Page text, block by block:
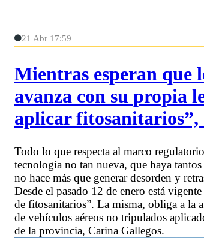
21 Abr 17:59
Mientras esperan que
avanza con su propia
aplicar fitosanitarios”,
Todo lo que respecta al marco
tecnología no tan nueva, que haya
no hace más que generar desorden y
Desde el pasado 12 de enero está
de fitosanitarios”. La misma, obliga a la
de vehículos aéreos no tripulados
de la provincia, Carina Gallegos.